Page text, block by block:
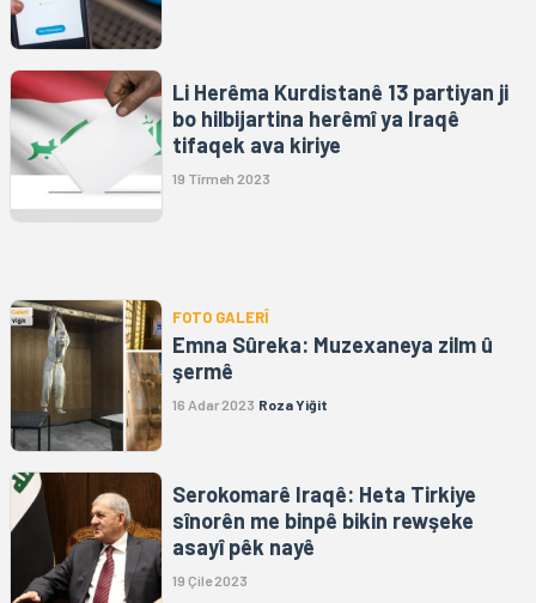
Li Herêma Kurdistanê 13 partiyan ji
bo hilbijartina herêmî ya Iraqê
tifaqek ava kiriye
19 Tîrmeh 2023
FOTO GALERÎ
Emna Sûreka: Muzexaneya zilm û
şermê
16 Adar 2023 Roza Yiğit
Serokomarê Iraqê: Heta Tirkiye
sînorên me binpê bikin rewşeke
asayî pêk nayê
19 Çile 2023